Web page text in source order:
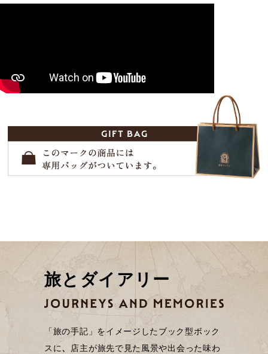
旅とダイアリー
「旅の手記」をイメージしたブック型ボック
スに、 店主が旅先で見た風景や出会った味わ